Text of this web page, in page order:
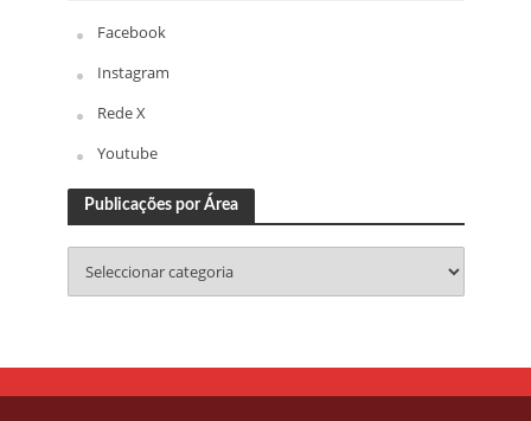
Facebook
Instagram
Rede X
Youtube
Publicações por Área